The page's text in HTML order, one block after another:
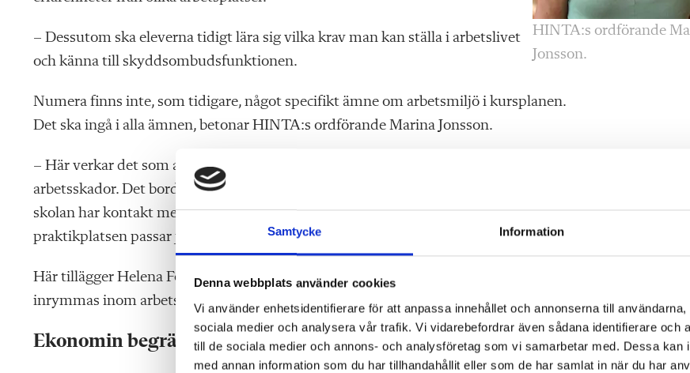
Samtycke Information
Denna webbplats använder cookies
Vi använder enhetsidentifierare för att anpassa innehållet och annonserna till
sociala medier och analysera vår trafik. Vi vidarebefordrar även sådana identifierare och
till de sociala medier och annons- och analysföretag som vi samarbetar med. Dessa kan
med annan information som du har tillhandahållit eller som de har samlat in när du har
HINTA:s ordförande
Jonsson.
– Dessutom ska eleverna tidigt lära sig vilka krav man kan ställa i arbetslivet
och känna till skyddsombudsfunktionen.
Numera finns inte, som tidigare, något specifikt ämne om arbetsmiljö i kursplanen.
Det ska ingå i alla ämnen, betonar HINTA:s ordförande Marina Jonsson.
– Här verkar det som att det är lärarna själva som avgör hur mycket man ska ta upp om hur man
arbetsskador. Det borde vara lite mer uppstyrt vad som skall ingå i utbildningen. Det är också viktigt att
skolan har kontakt med praktikplatsen vid APL och att man har gjort en riskbedömning så att
praktikplatsen passar just den eleven, säger Marina Jonsson.
Här tillägger Helena Fornstedt att elever även ska känna till att underhåll av personlig
inrymmas inom arbetstiden.
Ekonomin begränsar